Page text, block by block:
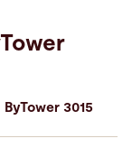
ByTower 3015